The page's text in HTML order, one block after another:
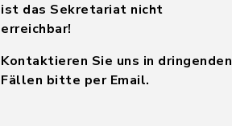
ist das Sekretariat nicht
erreichbar!
Kontaktieren Sie uns in dringenden
Fällen bitte per Email.